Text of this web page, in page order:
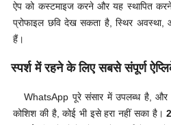
ऐप को कस्टमाइज करने और यह स्थापित
प्रोफाइल छवि देख सकता है, स्थिर अवस्था,
हैं।
स्पर्श में रहने के लिए सबसे संपूर्ण
WhatsApp पूरे संसार में उपलब्ध है,
कोशिश की है, कोई भी इसे हरा नहीं सका है।